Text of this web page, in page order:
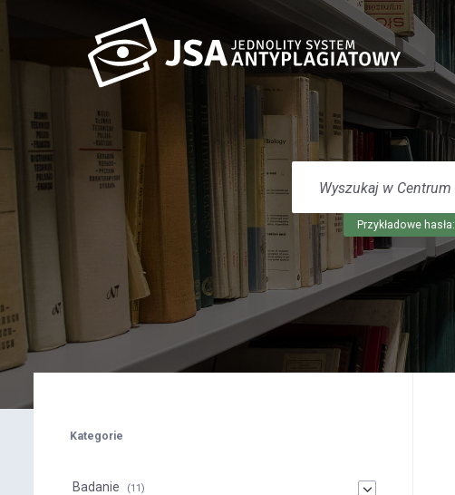
WYSZUKAJ
CENTRUM
Przykładowe hasła:
Kategorie
Badanie (11)